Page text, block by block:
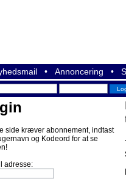
• Annoncering •
side kræver abonnement, indtast
og Kodeord for at se
adresse: